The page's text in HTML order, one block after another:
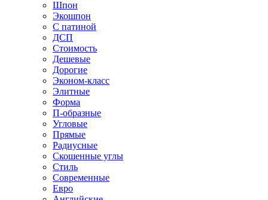
Шпон
Экошпон
С патиной
ДСП
Стоимость
Дешевые
Дорогие
Эконом-класс
Элитные
Форма
П-образные
Угловые
Прямые
Радиусные
Скошенные углы
Стиль
Современные
Евро